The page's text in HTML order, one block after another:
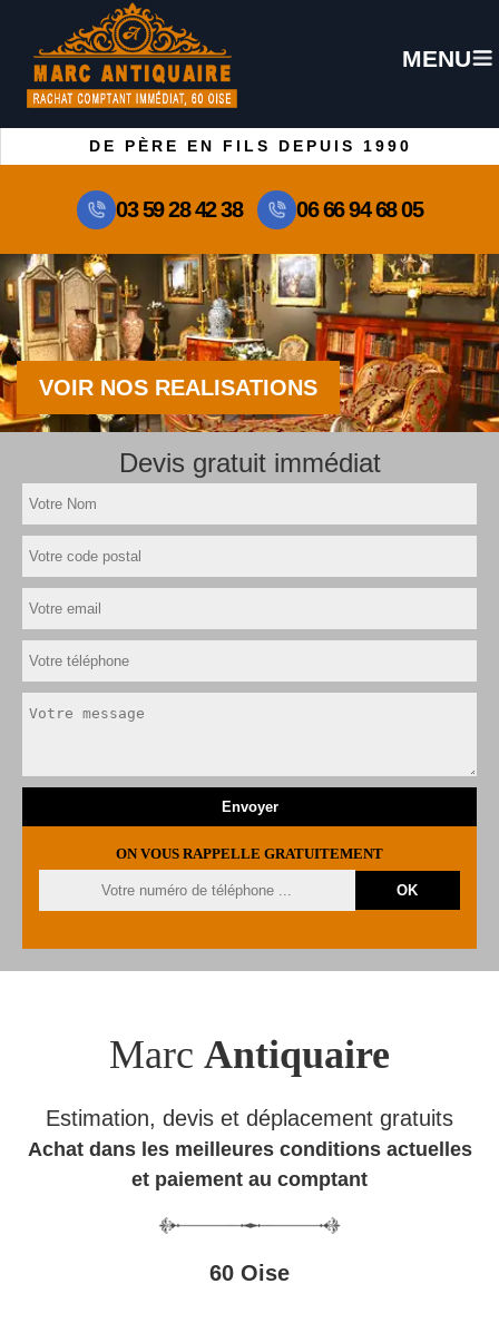
MENU
DE PÈRE EN FILS DEPUIS 1990
03 59 28 42 38 06 66 94 68 05
VOIR NOS REALISATIONS
Devis gratuit immédiat
ON VOUS RAPPELLE GRATUITEMENT
Marc Antiquaire
Estimation, devis et déplacement gratuits
Achat dans les meilleures conditions actuelles
et paiement au comptant
60 Oise